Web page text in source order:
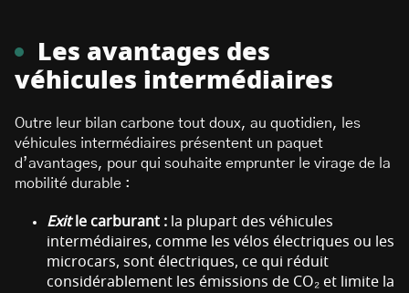
Les avantages des
véhicules intermédiaires
Outre leur bilan carbone tout doux, au quotidien, les
véhicules intermédiaires présentent un paquet
d’avantages, pour qui souhaite emprunter le virage de la
mobilité durable :
Exitle carburant : la plupart des véhicules
intermédiaires, comme les vélos électriques ou les
microcars, sont électriques, ce qui réduit
considérablement les émissions de CO₂ et limite la